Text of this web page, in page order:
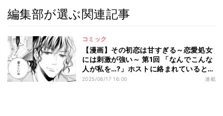
編集部が選ぶ関連記事
コミック
【漫画】その初恋は甘すぎる～恋愛処女
には刺激が強い～ 第1回 「なんでこんな
人が私を…?」ホストに絡まれているとこ
ろを助けてくれた人物は――!?
2025/06/17 16:00 連載